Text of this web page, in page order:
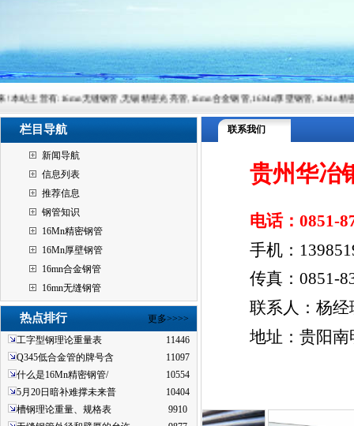
站主营有:16mn无缝钢管,无锡精密光亮管,16mn合金钢管,16Mn厚壁钢管,16Mn精
栏目导航
新闻导航
信息列表
推荐信息
钢管知识
16Mn精密钢管
16Mn厚壁钢管
16mn合金钢管
16mn无缝钢管
热点排行
更多>>>>
工字型钢理论重量表
11446
Q345低合金管的牌号含
11097
什么是16Mn精密钢管/
10554
5月20日暗补难撑未来普
10404
槽钢理论重量、规格表
9910
联系我们
贵州华冶
电话：0851-
手机：
传真：0851-
联系人：杨
地址：贵阳